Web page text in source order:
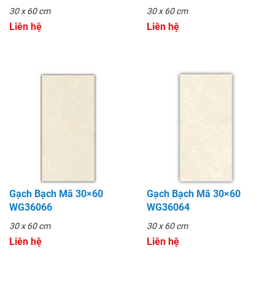
30 x 60 cm
Liên hệ
30 x 60 cm
Liên hệ
Gạch Bạch Mã 30×60
WG36066
30 x 60 cm
Liên hệ
Gạch Bạch Mã 30×60
WG36064
30 x 60 cm
Liên hệ